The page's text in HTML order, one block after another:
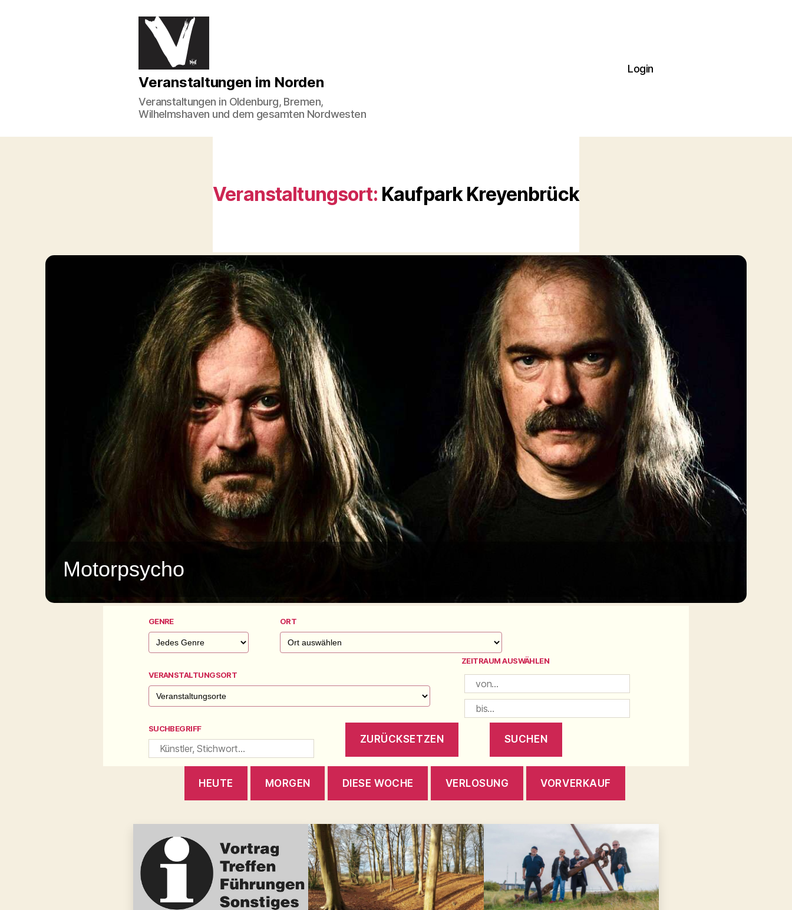
Veranstaltungen
im
Norden
Veranstaltungen im Norden
Veranstaltungen in Oldenburg, Bremen,
Wilhelmshaven und dem gesamten Nordwesten
Login
Veranstaltungsort: Kaufpark Kreyenbrück
Motorpsycho
GENRE ORT
VERANSTALTUNGSORT
ZEITRAUM AUSWÄHLEN
SUCHBEGRIFF
HEUTE MORGEN DIESE WOCHE VERLOSUNG VORVERKAUF